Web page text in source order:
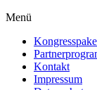
Menü
Kontakt
Impressum